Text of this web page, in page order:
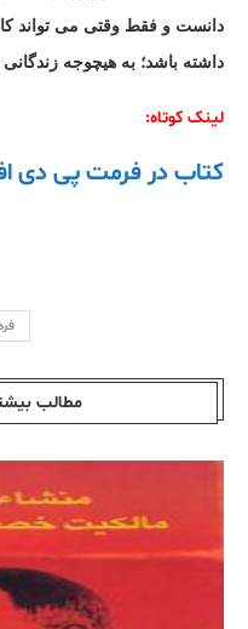
دانست و فقط وقتی می تواند
داشته باشد؛ به هیچوجه
لینک کوتاه:
کتاب در فرمت پی دی
مطالب